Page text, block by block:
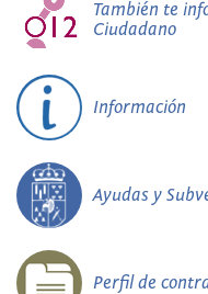
También te
Ciudadano
Información
Ayudas y
Perfil de